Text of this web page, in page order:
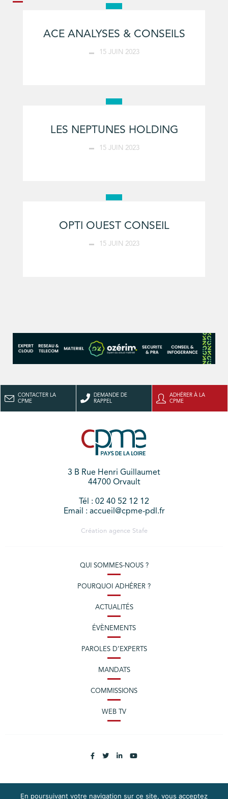
ACE ANALYSES & CONSEILS
15 JUIN 2023
LES NEPTUNES HOLDING
15 JUIN 2023
OPTI OUEST CONSEIL
15 JUIN 2023
CONTACTER LA
CPME
DEMANDE DE
RAPPEL
ADHÉRER À LA
CPME
3 B Rue Henri Guillaumet
44700 Orvault
Tél : 02 40 52 12 12
Email : accueil@cpme-pdl.fr
Création agence Stafe
QUI SOMMES-NOUS ?
POURQUOI ADHÉRER ?
ACTUALITÉS
ÉVÈNEMENTS
PAROLES D’EXPERTS
MANDATS
COMMISSIONS
WEB TV
En poursuivant votre navigation sur ce site, vous acceptez